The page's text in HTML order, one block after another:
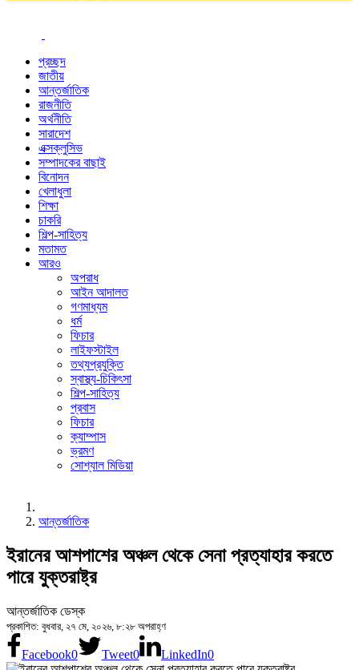
প্রচ্ছদ
জাতীয়
আন্তর্জাতিক
রাজনীতি
অর্থনীতি
সারাদেশ
এক্সক্লুসিভ
সম্পাদকের বাছাই
বিনোদন
খেলাধুলা
শিক্ষা
চাকরি
শিল্প-সাহিত্য
মতামত
আরও
অপরাধ
আইন আদালত
গণমাধ্যম
ধর্ম
ফিচার
লাইফস্টাইল
তথ্যপ্রযুক্তি
স্বাস্থ্য-চিকিৎসা
শিল্প-সাহিত্য
প্রবাস
ফিচার
ক্যাম্পাস
ভ্রমণ
সোশ্যাল মিডিয়া
আন্তর্জাতিক
ইরানের আশপাশের অঞ্চল থেকে সেনা প্রত্যাহার করতে
পারে যুক্তরাষ্ট্র
আন্তর্জাতিক ডেস্ক
প্রকাশিত: বুধবার, ২৭ মে, ২০২৬, ৮:২৮ অপরাহ্ণ
Facebook0 Tweet0 LinkedIn0